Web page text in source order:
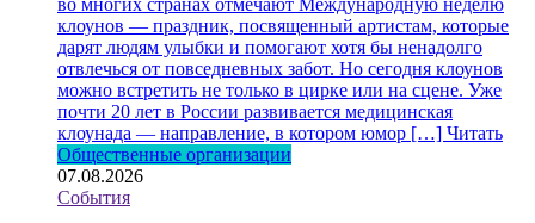
клоунов — праздник, посвященный артистам, которые
дарят людям улыбки и помогают хотя бы ненадолго
отвлечься от повседневных забот. Но сегодня клоунов
можно встретить не только в цирке или на сцене. Уже
почти 20 лет в России развивается медицинская
клоунада — направление, в котором юмор […] Читать
Общественные организации
07.08.2026
События